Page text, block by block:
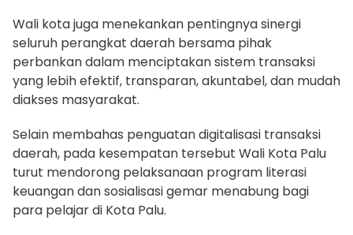
Wali kota juga menekankan pentingnya sinergi
seluruh perangkat daerah bersama pihak
perbankan dalam menciptakan sistem transaksi
yang lebih efektif, transparan, akuntabel, dan mudah
diakses masyarakat.
Selain membahas penguatan digitalisasi transaksi
daerah, pada kesempatan tersebut Wali Kota Palu
turut mendorong pelaksanaan program literasi
keuangan dan sosialisasi gemar menabung bagi
para pelajar di Kota Palu.